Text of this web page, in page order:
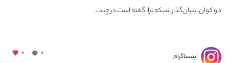
دو کوان، بنیان‌گذار شبکه ترا، گفته است در چند...
اینستاگرام ۰ ۰